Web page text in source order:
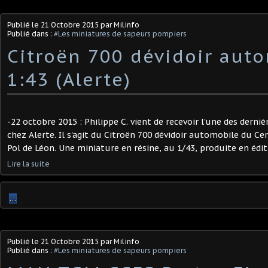
Publié le 21 Octobre 2015 par Milinfo
Publié dans : #Les miniatures de sapeurs pompiers
Citroën 700 dévidoir
1:43 (Alerte)
-22 octobre 2015 : Philippe C. vient de recevoir l'une des
chez Alerte. Il s'agit du Citroën 700 dévidoir automobile du
Pol de Léon. Une miniature en résine, au 1/43, produite en
Lire la suite
…
Publié le 21 Octobre 2015 par Milinfo
Publié dans : #Les miniatures de sapeurs pompiers